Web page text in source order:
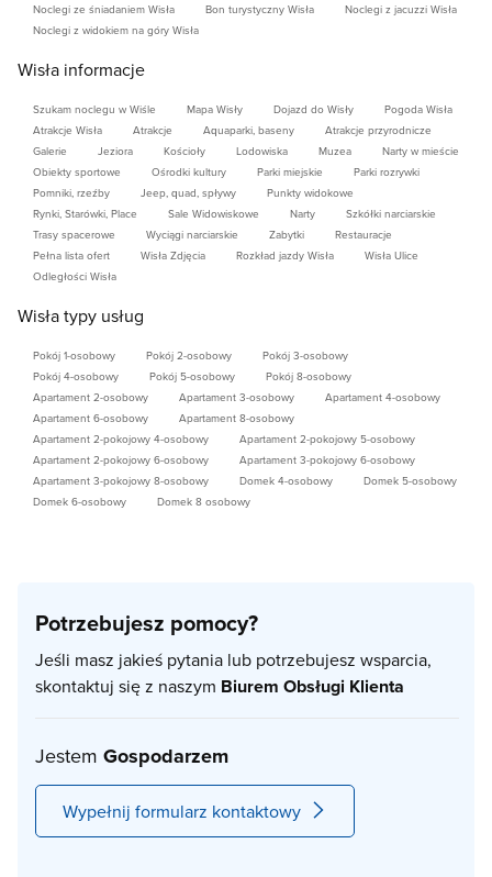
Noclegi ze śniadaniem Wisła
Bon turystyczny Wisła
Noclegi z jacuzzi Wisła
Noclegi z widokiem na góry Wisła
Wisła informacje
Szukam noclegu w Wiśle Mapa Wisły Dojazd do Wisły
Pogoda Wisła
Atrakcje Wisła
Atrakcje Aquaparki, baseny
Atrakcje przyrodnicze
Galerie
Jeziora Kościoły Lodowiska Muzea
Narty w mieście
Obiekty sportowe
Ośrodki kultury Parki miejskie
Parki rozrywki
Pomniki, rzeźby
Jeep, quad, spływy
Punkty widokowe
Rynki, Starówki, Place
Sale Widowiskowe Narty
Szkółki narciarskie
Trasy spacerowe
Wyciągi narciarskie Zabytki
Restauracje
Pełna lista ofert
Wisła Zdjęcia Rozkład jazdy Wisła
Wisła Ulice
Odległości Wisła
Wisła typy usług
Pokój 1-osobowy Pokój 2-osobowy
Pokój 3-osobowy
Pokój 4-osobowy
Pokój 5-osobowy
Pokój 8-osobowy
Apartament 2-osobowy
Apartament 3-osobowy
Apartament 4-osobowy
Apartament 6-osobowy
Apartament 8-osobowy
Apartament 2-pokojowy 4-osobowy
Apartament 2-pokojowy 5-osobowy
Apartament 2-pokojowy 6-osobowy
Apartament 3-pokojowy 6-osobowy
Apartament 3-pokojowy 8-osobowy
Domek 4-osobowy
Domek 5-osobowy
Domek 6-osobowy
Domek 8 osobowy
Potrzebujesz pomocy?
Jeśli masz jakieś pytania lub potrzebujesz wsparcia,
skontaktuj się z naszym Biurem Obsługi Klienta
Jestem Gospodarzem
Wypełnij formularz kontaktowy